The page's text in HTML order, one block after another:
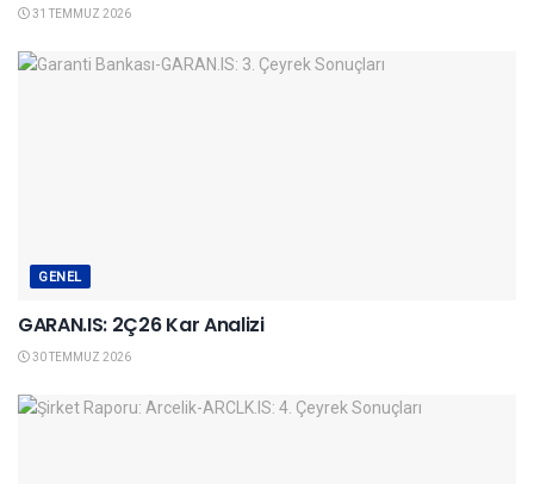
31 TEMMUZ 2026
GENEL
GARAN.IS: 2Ç26 Kar Analizi
30 TEMMUZ 2026